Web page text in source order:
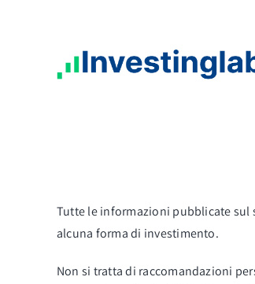
Tutte le informazioni pubblicate sul
alcuna forma di investimento.
Non si tratta di raccomandazioni